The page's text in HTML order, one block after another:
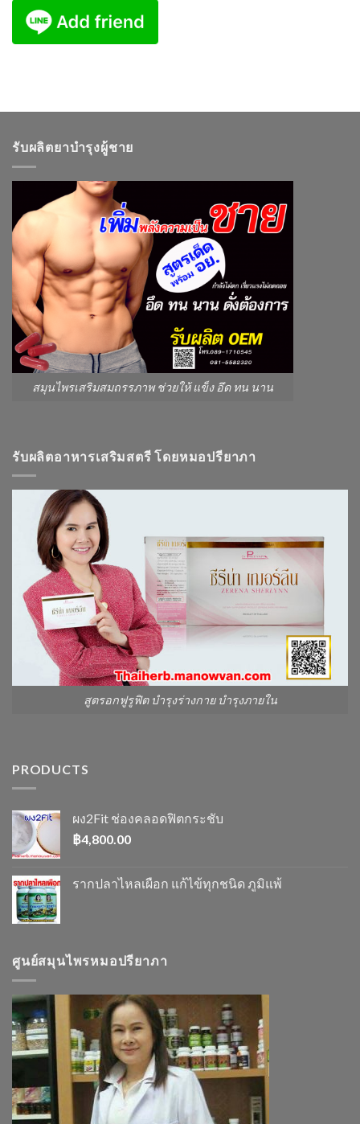
รับผลิตยาบำรุงผู้ชาย
สมุนไพรเสริมสมถรรภาพ ช่วยให้ แข็ง อึด ทน นาน
รับผลิตอาหารเสริมสตรี โดยหมอปรียาภา
สูตรอกฟูรูฟิต บำรุงร่างกาย บำรุงภายใน
PRODUCTS
ผง2Fit ช่องคลอดฟิตกระชับ
฿4,800.00
รากปลาไหลเผือก แก้ไข้ทุกชนิด ภูมิแพ้
ศูนย์สมุนไพรหมอปรียาภา